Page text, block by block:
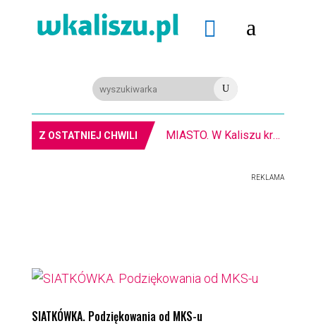
 a
U
Z OSTATNIEJ CHWILI MIASTO. W Kaliszu kręcą film. Zmiany w kursowaniu autobusów KLA
REKLAMA
SIATKÓWKA. Podziękowania od MKS-u